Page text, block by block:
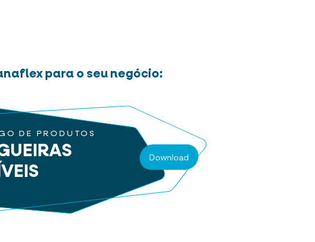
para o seu negócio:
DE PRODUTOS
Download